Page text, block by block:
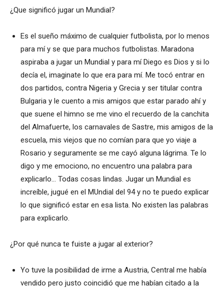
¿Que significó jugar un Mundial?
Es el sueño máximo de cualquier futbolista, por lo menos
para mí y se que para muchos futbolistas. Maradona
aspiraba a jugar un Mundial y para mí Diego es Dios y si lo
decía el, imaginate lo que era para mí. Me tocó entrar en
dos partidos, contra Nigeria y Grecia y ser titular contra
Bulgaria y le cuento a mis amigos que estar parado ahí y
que suene el himno se me vino el recuerdo de la canchita
del Almafuerte, los carnavales de Sastre, mis amigos de la
escuela, mis viejos que no comían para que yo viaje a
Rosario y seguramente se me cayó alguna lágrima. Te lo
digo y me emociono, no encuentro una palabra para
explicarlo… Todas cosas lindas. Jugar un Mundial es
increíble, jugué en el MUndial del 94 y no te puedo explicar
lo que significó estar en esa lista. No existen las palabras
para explicarlo.
¿Por qué nunca te fuiste a jugar al exterior?
Yo tuve la posibilidad de irme a Austria, Central me había
vendido pero justo coincidió que me habían citado a la